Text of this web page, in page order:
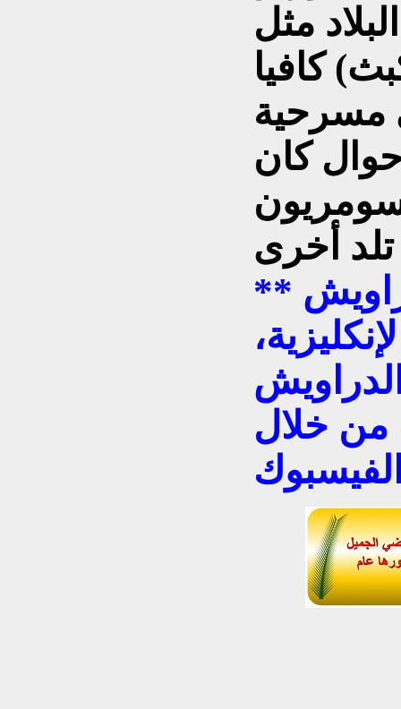
مثل
كافيا
مسرحية
كان
** الكتاب صادر عن دار الدراويش
من خلال